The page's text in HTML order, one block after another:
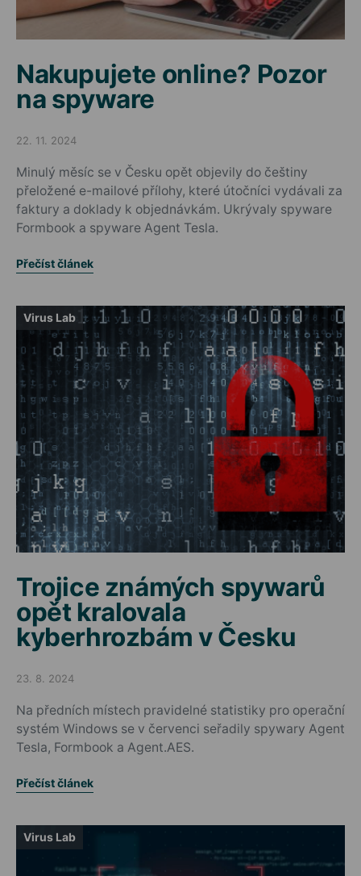
Nakupujete online? Pozor
na spyware
Posted on
22. 11. 2024
Minulý měsíc se v Česku opět objevily do češtiny
přeložené e-mailové přílohy, které útočníci vydávali za
faktury a doklady k objednávkám. Ukrývaly spyware
Formbook a spyware Agent Tesla.
Přečíst článek
Virus Lab
Trojice známých spywarů
opět kralovala
kyberhrozbám v Česku
Posted on
23. 8. 2024
Na předních místech pravidelné statistiky pro operační
systém Windows se v červenci seřadily spywary Agent
Tesla, Formbook a Agent.AES.
Přečíst článek
Virus Lab